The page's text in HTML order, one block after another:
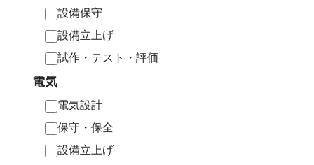
設備保守
設備立上げ
試作・テスト・評価
電気
電気設計
保守・保全
設備立上げ